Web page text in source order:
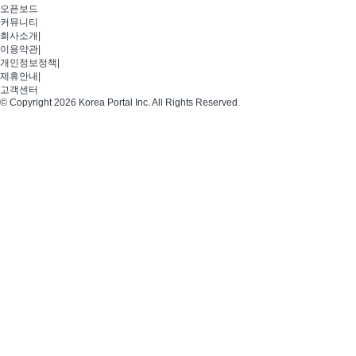
오픈보드
커뮤니티
회사소개
이용약관
개인정보정책
제휴안내
고객센터
© Copyright 2026 Korea Portal Inc. All Rights Reserved.